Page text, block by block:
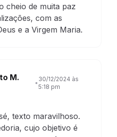
cheio de muita paz
com as
e a Virgem Maria.
M.
•
30/12/2024 às
5:18 pm
texto maravilhoso.
cujo objetivo é